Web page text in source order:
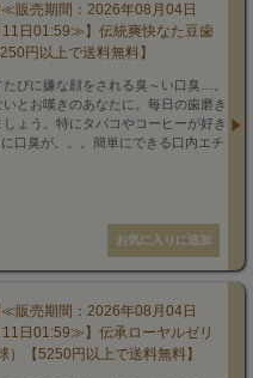
≪販売期間：2026年08月04日
日01:59≫】伝統爽快なた豆歯
円以上で送料無料】
びに嫌な顔をされる臭～い口臭…。
とお嘆きのあなたに。毎日の歯磨き
ょう。特にタバコやコーヒーが好き
口臭が。。。簡単にできる口内エチ
≪販売期間：2026年08月04日
日01:59≫】伝承ローヤルゼリ
）【5250円以上で送料無料】